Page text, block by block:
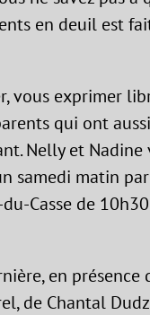
en deuil est
vous exprimer
qui ont
Nelly et Nadine
samedi matin
Casse de
en présence
de Chantal